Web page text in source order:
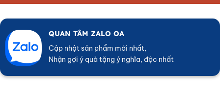
QUAN TÂM ZALO OA
Cập nhật sản phẩm mới nhất,
Nhận gợi ý quà tặng ý nghĩa, độc nhất